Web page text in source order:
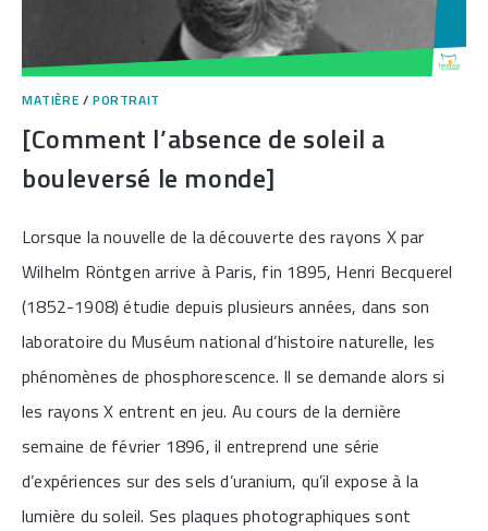
MATIÈRE /PORTRAIT
[Comment l’absence de soleil a
bouleversé le monde]
Lorsque la nouvelle de la découverte des rayons X par
Wilhelm Röntgen arrive à Paris, fin 1895, Henri Becquerel
(1852-1908) étudie depuis plusieurs années, dans son
laboratoire du Muséum national d’histoire naturelle, les
phénomènes de phosphorescence. Il se demande alors si
les rayons X entrent en jeu. Au cours de la dernière
semaine de février 1896, il entreprend une série
d’expériences sur des sels d’uranium, qu’il expose à la
lumière du soleil. Ses plaques photographiques sont